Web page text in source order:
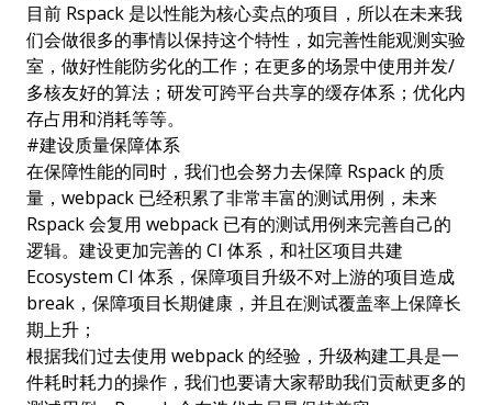
目前 Rspack 是以性能为核心卖点的项目，所以在未来我
们会做很多的事情以保持这个特性，如完善性能观测实验
室，做好性能防劣化的工作；在更多的场景中使用并发/
多核友好的算法；研发可跨平台共享的缓存体系；优化内
存占用和消耗等等。
#建设质量保障体系
在保障性能的同时，我们也会努力去保障 Rspack 的质
量，webpack 已经积累了非常丰富的测试用例，未来
Rspack 会复用 webpack 已有的测试用例来完善自己的
逻辑。建设更加完善的 CI 体系，和社区项目共建
Ecosystem CI 体系，保障项目升级不对上游的项目造成
break，保障项目长期健康，并且在测试覆盖率上保障长
期上升；
根据我们过去使用 webpack 的经验，升级构建工具是一
件耗时耗力的操作，我们也要请大家帮助我们贡献更多的